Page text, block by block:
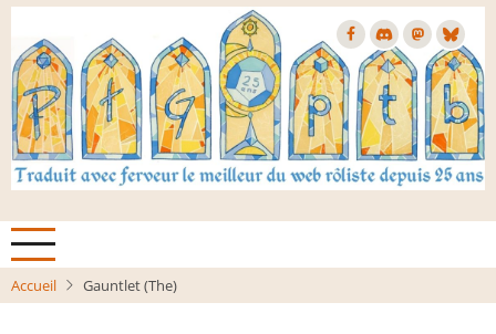
Aller
contenu
principal
Accueil Gauntlet (The)